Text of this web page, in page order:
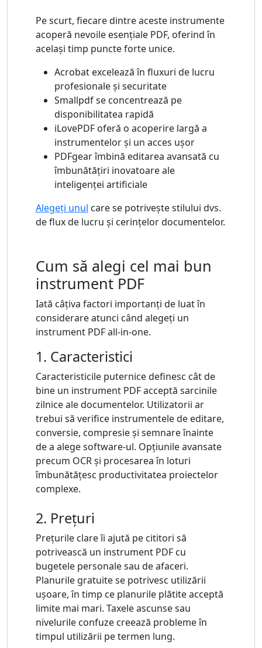
Pe scurt, fiecare dintre aceste instrumente
acoperă nevoile esențiale PDF, oferind în
același timp puncte forte unice.
Acrobat excelează în fluxuri de lucru
profesionale și securitate
Smallpdf se concentrează pe
disponibilitatea rapidă
iLovePDF oferă o acoperire largă a
instrumentelor și un acces ușor
PDFgear îmbină editarea avansată cu
îmbunătățiri inovatoare ale
inteligenței artificiale
Alegeți unul care se potrivește stilului dvs.
de flux de lucru și cerințelor documentelor.
Cum să alegi cel mai bun
instrument PDF
Iată câțiva factori importanți de luat în
considerare atunci când alegeți un
instrument PDF all-in-one.
1. Caracteristici
Caracteristicile puternice definesc cât de
bine un instrument PDF acceptă sarcinile
zilnice ale documentelor. Utilizatorii ar
trebui să verifice instrumentele de editare,
conversie, compresie și semnare înainte
de a alege software-ul. Opțiunile avansate
precum OCR și procesarea în loturi
îmbunătățesc productivitatea proiectelor
complexe.
2. Prețuri
Prețurile clare îi ajută pe cititori să
potrivească un instrument PDF cu
bugetele personale sau de afaceri.
Planurile gratuite se potrivesc utilizării
ușoare, în timp ce planurile plătite acceptă
limite mai mari. Taxele ascunse sau
nivelurile confuze creează probleme în
timpul utilizării pe termen lung.